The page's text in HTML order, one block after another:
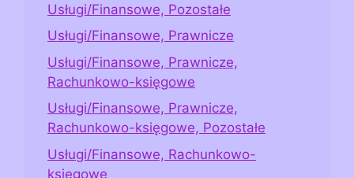
Usługi/Finansowe, Pozostałe
Usługi/Finansowe, Prawnicze
Usługi/Finansowe, Prawnicze,
Rachunkowo-księgowe
Usługi/Finansowe, Prawnicze,
Rachunkowo-księgowe, Pozostałe
Usługi/Finansowe, Rachunkowo-
księgowe